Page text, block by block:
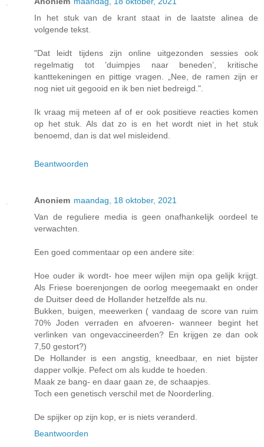
In het stuk van de krant staat in de laatste alinea de
volgende tekst.
"Dat leidt tijdens zijn online uitgezonden sessies ook
regelmatig tot ’duimpjes naar beneden’, kritische
kanttekeningen en pittige vragen. „Nee, de ramen zijn er
nog niet uit gegooid en ik ben niet bedreigd.".
Ik vraag mij meteen af of er ook positieve reacties komen
op het stuk. Als dat zo is en het wordt niet in het stuk
benoemd, dan is dat wel misleidend.
Beantwoorden
Anoniem maandag, 18 oktober, 2021
Van de reguliere media is geen onafhankelijk oordeel te
verwachten.
Een goed commentaar op een andere site:
Hoe ouder ik wordt- hoe meer wijlen mijn opa gelijk krijgt.
Als Friese boerenjongen de oorlog meegemaakt en onder
de Duitser deed de Hollander hetzelfde als nu.
Bukken, buigen, meewerken ( vandaag de score van ruim
70% Joden verraden en afvoeren- wanneer begint het
verlinken van ongevaccineerden? En krijgen ze dan ook
7,50 gestort?)
De Hollander is een angstig, kneedbaar, en niet bijster
dapper volkje. Pefect om als kudde te hoeden.
Maak ze bang- en daar gaan ze, de schaapjes.
Toch een genetisch verschil met de Noorderling.
De spijker op zijn kop, er is niets veranderd.
Beantwoorden